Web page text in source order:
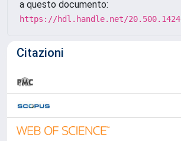
a questo documento:
https://hdl.handle.net/
Citazioni